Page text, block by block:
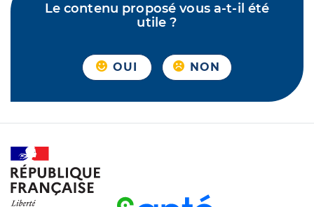
Le contenu proposé vous a-t-il été
utile ?
OUI NON